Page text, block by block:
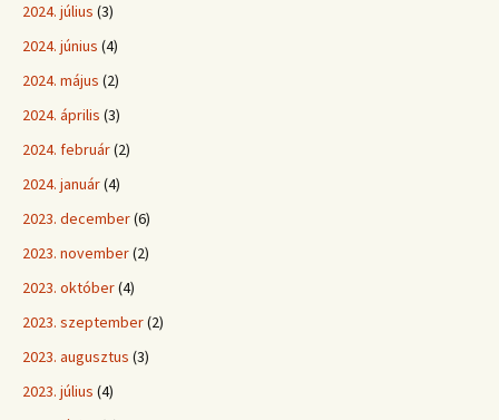
2024. július (3)
2024. június (4)
2024. május (2)
2024. április (3)
2024. február(2)
2024. január(4)
2023. december(6)
2023. november(2)
2023. október(4)
2023. szeptember(2)
2023. augusztus (3)
2023. július (4)